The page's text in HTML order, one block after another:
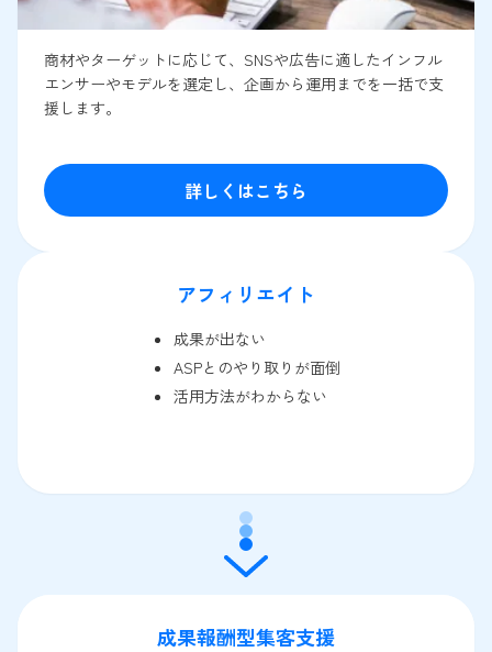
商材やターゲットに応じて、SNSや広告に適したインフル
エンサーやモデルを選定し、企画から運用までを一括で支
援します。
詳しくはこちら
アフィリエイト
成果が出ない
ASPとのやり取りが面倒
活用方法がわからない
成果報酬型集客支援